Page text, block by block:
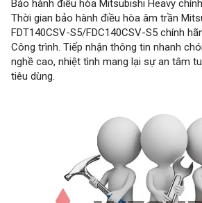
Bảo hành điều hòa Mitsubishi Heavy
Thời gian bảo hành điều hòa âm trần
FDT140CSV-S5/FDC140CSV-S5 chính
Công trình. Tiếp nhận thông tin nhanh
nghề cao, nhiệt tình mang lại sự an tâm
tiêu dùng.